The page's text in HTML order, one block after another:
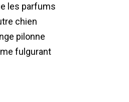
les parfums
chien
pilonne
fulgurant